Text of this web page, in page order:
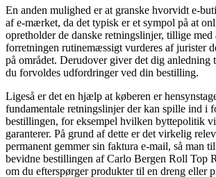
En anden mulighed er at granske hvorvidt e-
af e-mærket, da det typisk er et sympol på at
opretholder de danske retningslinjer, tillige med
forretningen rutinemæssigt vurderes af jurister
på området. Derudover giver det dig anledning
du forvoldes udfordringer ved din bestilling.
Ligeså er det en hjælp at køberen er
fundamentale retningslinjer der kan spille ind i
bestillingen, for eksempel hvilken byttepolitik
garanterer. På grund af dette er det virkelig
permanent gemmer sin faktura e-mail, så man
bevidne bestillingen af Carlo Bergen Roll Top
om du efterspørger produkter til en dreng eller